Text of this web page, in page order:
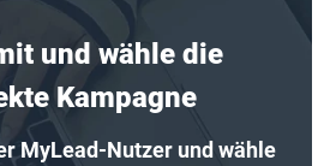
und wähle die
Kampagne
MyLead-Nutzer und wähle